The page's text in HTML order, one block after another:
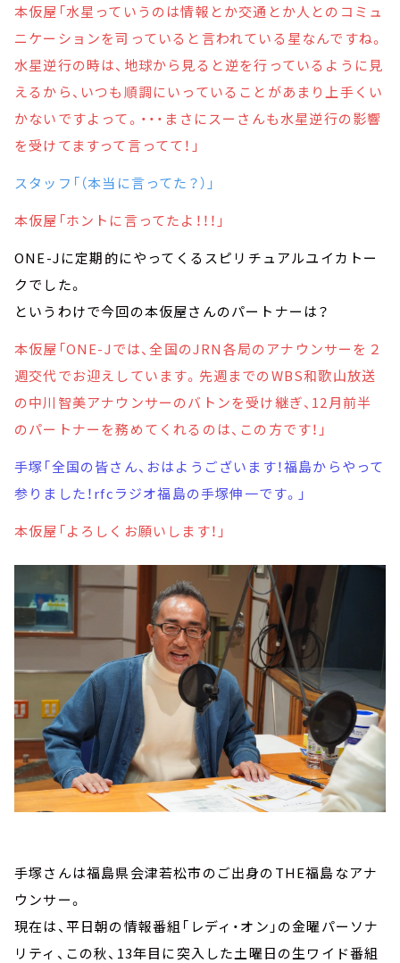
本仮屋「水星っていうのは情報とか交通とか人とのコミュ
ニケーションを司っていると言われている星なんですね。
水星逆行の時は、地球から見ると逆を行っているように見
えるから、いつも順調にいっていることがあまり上手くい
かないですよって。・・・まさにスーさんも水星逆行の影響
を受けてますって言ってて！」
スタッフ「（本当に言ってた？）」
本仮屋「ホントに言ってたよ！！！」
ONE-Jに定期的にやってくるスピリチュアルユイカトー
クでした。
というわけで今回の本仮屋さんのパートナーは？
本仮屋「ONE-Jでは、全国のJRN各局のアナウンサーを２
週交代でお迎えしています。先週までのWBS和歌山放送
の中川智美アナウンサーのバトンを受け継ぎ、12月前半
のパートナーを務めてくれるのは、この方です！」
手塚「全国の皆さん、おはようございます！福島からやって
参りました！rfcラジオ福島の手塚伸一です。」
本仮屋「よろしくお願いします！」
手塚さんは福島県会津若松市のご出身のTHE福島なアナ
ウンサー。
現在は、平日朝の情報番組「レディ・オン」の金曜パーソナ
リティ、この秋、13年目に突入した土曜日の生ワイド番組